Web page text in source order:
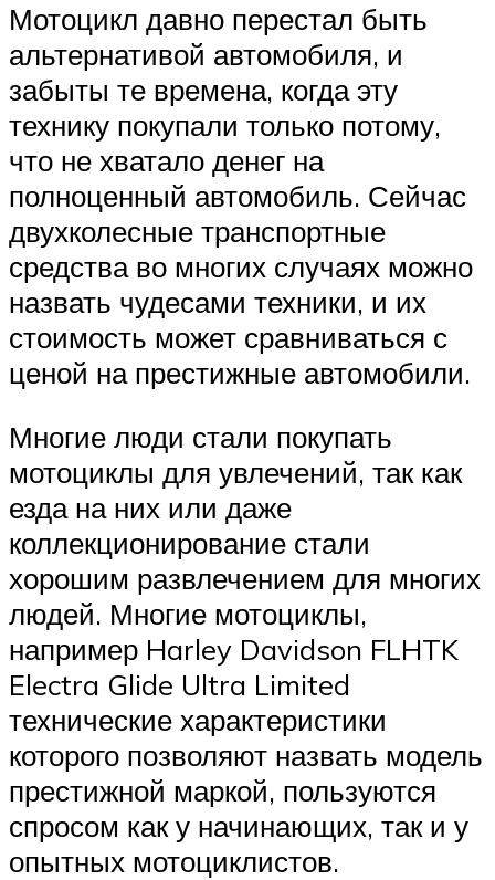
Мотоцикл давно перестал быть
альтернативой автомобиля, и
забыты те времена, когда эту
технику покупали только потому,
что не хватало денег на
полноценный автомобиль. Сейчас
двухколесные транспортные
средства во многих случаях можно
назвать чудесами техники, и их
стоимость может сравниваться с
ценой на престижные автомобили.
Многие люди стали покупать
мотоциклы для увлечений, так как
езда на них или даже
коллекционирование стали
хорошим развлечением для многих
людей. Многие мотоциклы,
например Harley Davidson FLHTK
Electra Glide Ultra Limited
технические характеристики
которого позволяют назвать модель
престижной маркой, пользуются
спросом как у начинающих, так и у
опытных мотоциклистов.